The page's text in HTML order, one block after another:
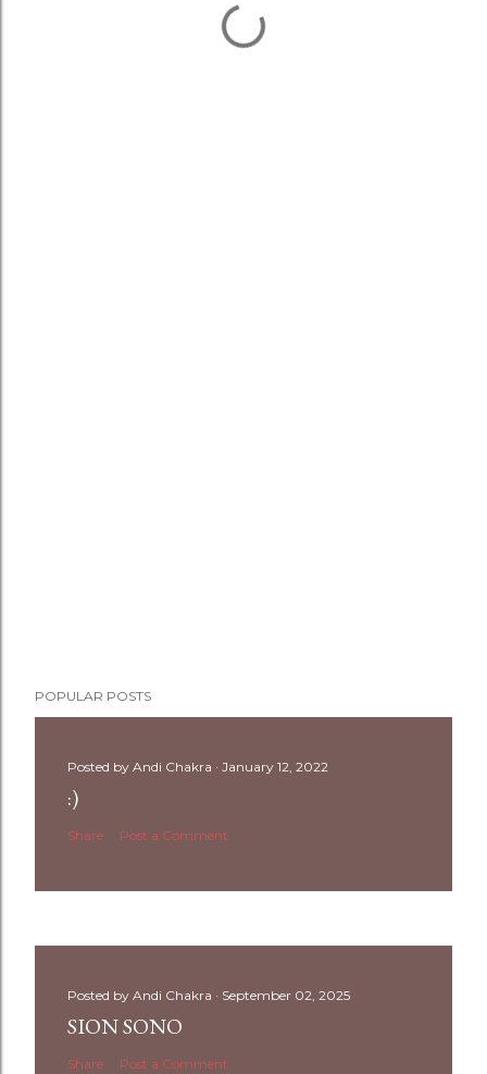
POPULAR POSTS
Posted by Andi Chakra January 12, 2022
:)
Share Post a Comment
Posted by Andi Chakra September 02, 2025
SION SONO
Share Post a Comment